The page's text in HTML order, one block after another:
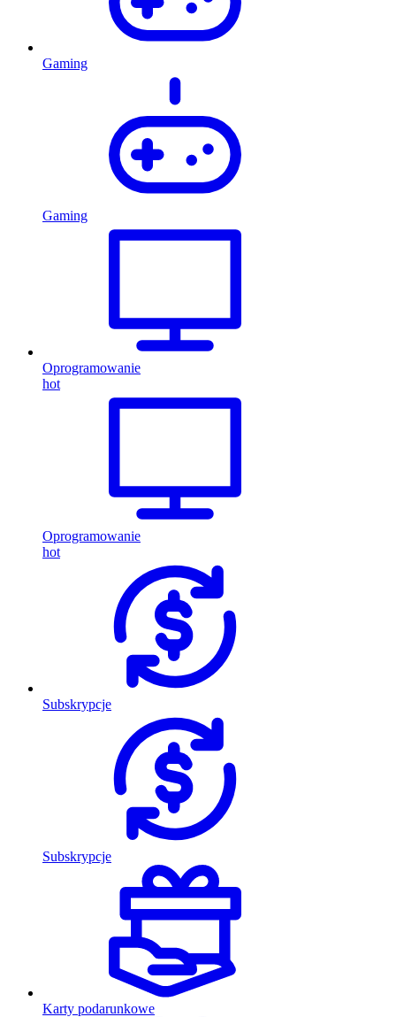
Gaming
Gaming
Oprogramowanie
hot
Oprogramowanie
hot
Subskrypcje
Subskrypcje
Karty podarunkowe